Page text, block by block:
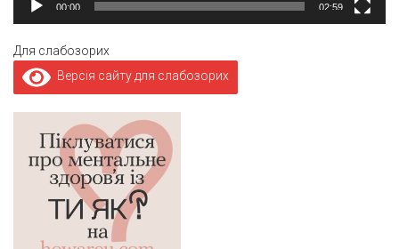
00:00 02:59
Для слабозорих
Версія сайту для слабозорих